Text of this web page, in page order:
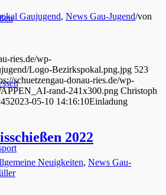
Gaujugend, News Gau-Jugend/von
ries.de/wp-
Logo-Bezirkspokal.png.jpg 523
schuetzengau-donau-ries.de/wp-
rand-241x300.png Christoph
2023-05-10 14:16:10Einladung
2022
Neuigkeiten, News Gau-